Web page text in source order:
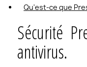
Qu'est-ce que
Sécurité
antivirus.